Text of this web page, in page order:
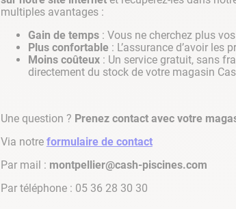
multiples avantages :
Gain de temps: Vous ne cherchez plus
Plus confortable : L’assurance d’avoir les
Moins coûteux : Un service gratuit, sans
directement du stock de votre magasin
Une question ? Prenez contact avec votre
Via notre formulaire de contact
Par mail : montpellier@cash-piscines.com
Par téléphone : 05 36 28 30 30